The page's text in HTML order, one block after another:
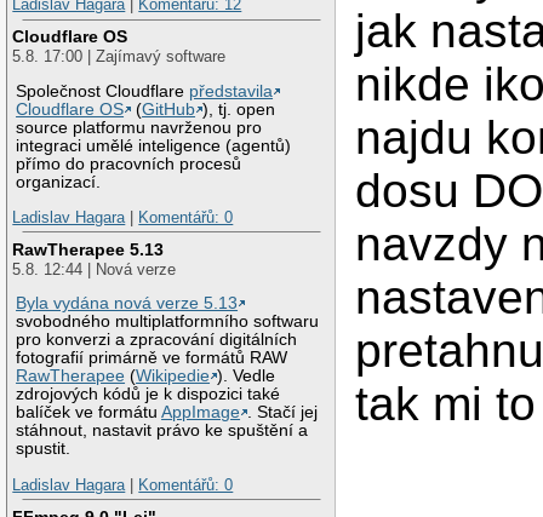
Ladislav Hagara| Komentářů: 12
Cloudflare OS
5.8. 17:00 | Zajímavý software
Společnost Cloudflare představila
Cloudflare OS
(GitHub ), tj. open
source platformu navrženou pro
integraci umělé inteligence (agentů)
přímo do pracovních procesů
organizací.
Ladislav Hagara| Komentářů: 0
RawTherapee 5.13
5.8. 12:44 | Nová verze
Byla vydána nová verze 5.13
svobodného multiplatformního softwaru
pro konverzi a zpracování digitálních
fotografií primárně ve formátů RAW
RawTherapee (Wikipedie ). Vedle
zdrojových kódů je k dispozici také
balíček ve formátuAppImage . Stačí jej
stáhnout, nastavit právo ke spuštění a
spustit.
Ladislav Hagara| Komentářů: 0
jak
nikde
najdu
dosu
navzdy
tak mi